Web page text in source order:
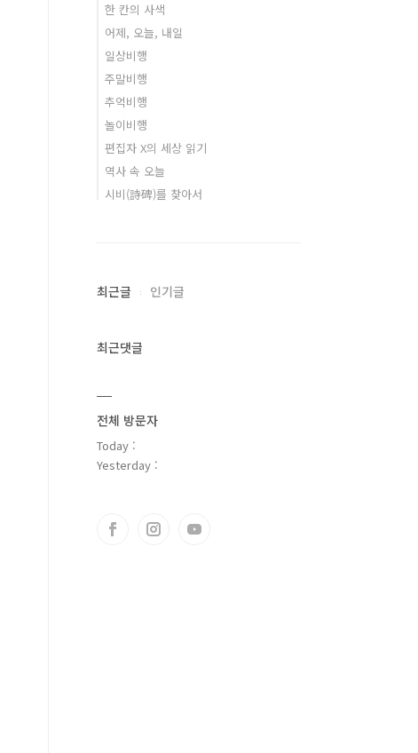
한 칸의 사색
어제, 오늘, 내일
일상비행
주말비행
추억비행
놀이비행
편집자 X의 세상 읽기
역사 속 오늘
시비(詩碑)를 찾아서
최근글 인기글
최근댓글
전체 방문자
Today :
Yesterday :